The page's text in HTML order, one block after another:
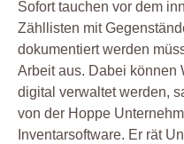
Sofort tauchen vor dem
Zähllisten mit
dokumentiert werden
Arbeit aus. Dabei können
digital verwaltet werden,
von der Hoppe
Inventarsoftware. Er rät